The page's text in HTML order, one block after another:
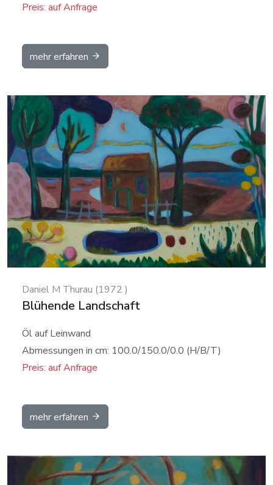
Preis: auf Anfrage
mehr erfahren
Details
Daniel M Thurau (1972 )
Blühende Landschaft
Öl auf Leinwand
Abmessungen in cm: 100.0/150.0/0.0 (H/B/T)
Preis: auf Anfrage
mehr erfahren
Details